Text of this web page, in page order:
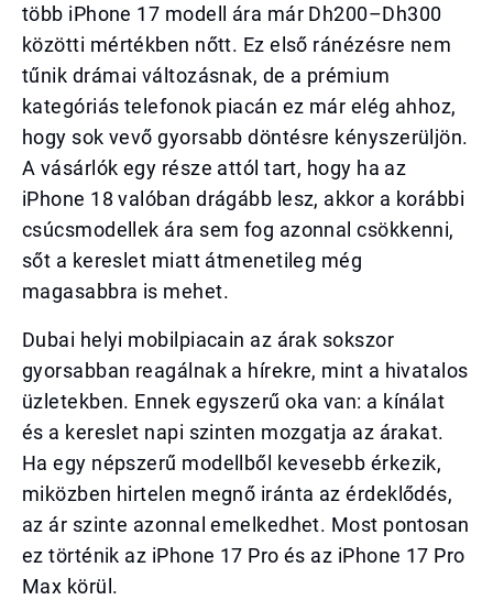
több iPhone 17 modell ára már Dh200–Dh300
közötti mértékben nőtt. Ez első ránézésre nem
tűnik drámai változásnak, de a prémium
kategóriás telefonok piacán ez már elég ahhoz,
hogy sok vevő gyorsabb döntésre kényszerüljön.
A vásárlók egy része attól tart, hogy ha az
iPhone 18 valóban drágább lesz, akkor a korábbi
csúcsmodellek ára sem fog azonnal csökkenni,
sőt a kereslet miatt átmenetileg még
magasabbra is mehet.
Dubai helyi mobilpiacain az árak sokszor
gyorsabban reagálnak a hírekre, mint a hivatalos
üzletekben. Ennek egyszerű oka van: a kínálat
és a kereslet napi szinten mozgatja az árakat.
Ha egy népszerű modellből kevesebb érkezik,
miközben hirtelen megnő iránta az érdeklődés,
az ár szinte azonnal emelkedhet. Most pontosan
ez történik az iPhone 17 Pro és az iPhone 17 Pro
Max körül.